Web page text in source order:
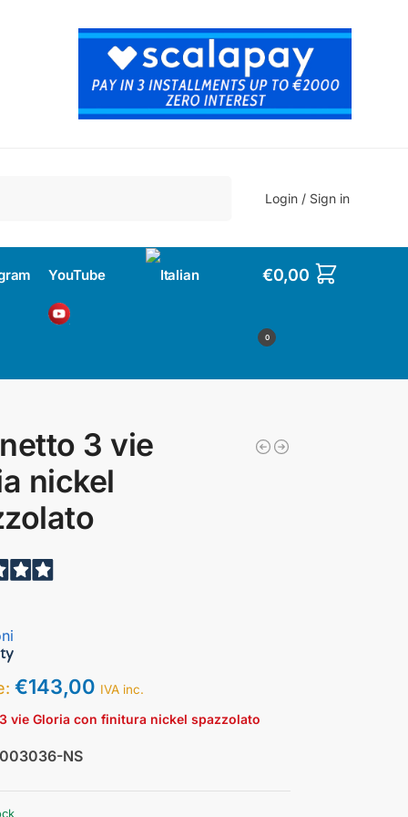
Login / Sign in
YouTube €0,00
0
3 vie
nickel
€143,00 IVA inc.
vie Gloria con finitura nickel spazzolato
NS